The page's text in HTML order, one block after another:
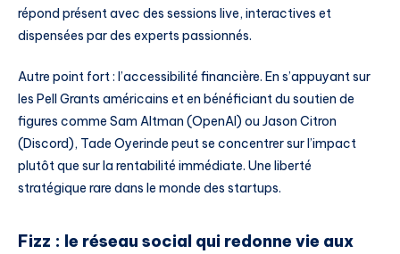
répond présent avec des sessions live, interactives et
dispensées par des experts passionnés.
Autre point fort : l’accessibilité financière. En s’appuyant sur
les Pell Grants américains et en bénéficiant du soutien de
figures comme Sam Altman (OpenAI) ou Jason Citron
(Discord), Tade Oyerinde peut se concentrer sur l’impact
plutôt que sur la rentabilité immédiate. Une liberté
stratégique rare dans le monde des startups.
Fizz : le réseau social qui redonne vie aux